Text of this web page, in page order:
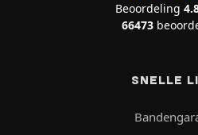
Beoordeling
66473
SNELLE